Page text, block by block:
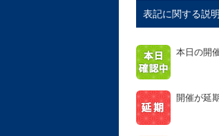
表記に関する説明
本日の開
開催が延